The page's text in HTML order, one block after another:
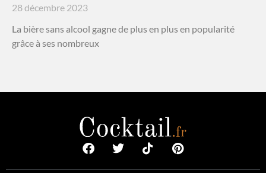
28 décembre 2023
La bière sans alcool gagne de plus en plus en popularité
grâce à ses nombreux